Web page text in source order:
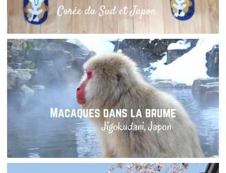
ASIE // DANS MA VALISE MINIMALISTE POUR LA
CORÉE ET LE JAPON
Audrey Blog